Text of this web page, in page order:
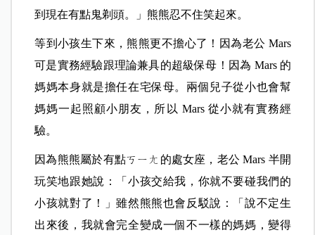
到現在有點鬼剃頭。」熊熊忍不住笑起來。
等到小孩生下來，熊熊更不擔心了！因為老公 Mars
可是實務經驗跟理論兼具的超級保母！因為 Mars 的
媽媽本身就是擔任在宅保母。兩個兒子從小也會幫
媽媽一起照顧小朋友，所以 Mars 從小就有實務經
驗。
因為熊熊屬於有點ㄎㄧㄤ的處女座，老公 Mars 半開
玩笑地跟她說：「小孩交給我，你就不要碰我們的
小孩就對了！」雖然熊熊也會反駁說：「說不定生
出來後，我就會完全變成一個不一樣的媽媽，變得